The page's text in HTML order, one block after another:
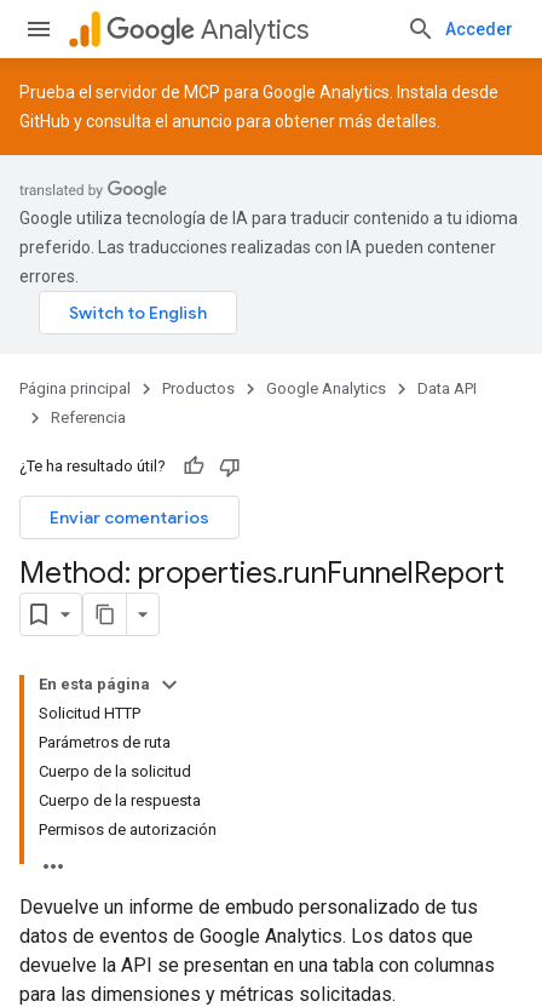
Analytics Acceder
Prueba el servidor de MCP para Google Analytics. Instala desde
GitHub y consulta el anuncio para obtener más detalles.
Google utiliza tecnología de IA para traducir contenido a tu idioma
preferido. Las traducciones realizadas con IA pueden contener
errores.
Página principal Productos Google Analytics
Data API
Referencia
¿Te ha resultado útil?
Enviar comentarios
Method: properties.runFunnelReport
En esta página
Solicitud HTTP
Parámetros de ruta
Cuerpo de la solicitud
Cuerpo de la respuesta
Permisos de autorización
Devuelve un informe de embudo personalizado de tus
datos de eventos de Google Analytics. Los datos que
devuelve la API se presentan en una tabla con columnas
para las dimensiones y métricas solicitadas.